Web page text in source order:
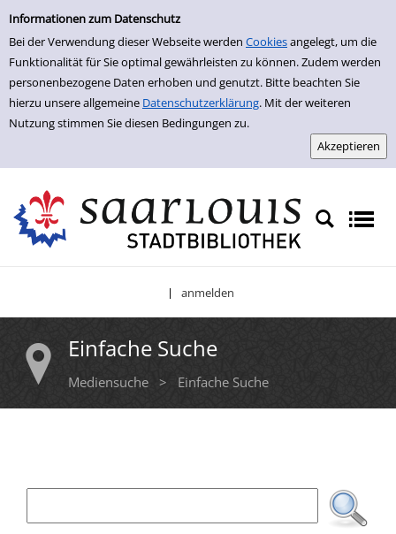
Einfache Suche
Informationen zum Datenschutz
Bei der Verwendung dieser Webseite werden Cookiesangelegt, um die
Funktionalität für Sie optimal gewährleisten zu können. Zudem werden
personenbezogene Daten erhoben und genutzt. Bitte beachten Sie
hierzu unsere allgemeine Datenschutzerklärung. Mit der weiteren
Nutzung stimmen Sie diesen Bedingungen zu.
Zur Detailanzeige springen
| anmelden
Einfache Suche
Mediensuche > Einfache Suche